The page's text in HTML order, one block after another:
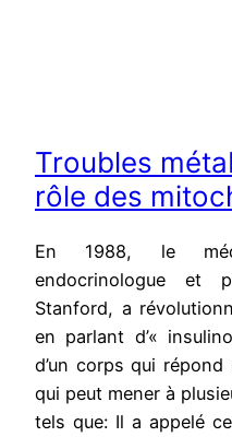
Troubles
rôle des
En 1988, le
endocrinologue et
Stanford, a
en parlant d’«
d’un corps qui
qui peut mener à
tels que: Il a appelé